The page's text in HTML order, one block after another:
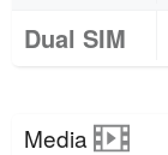
Dual SIM
Media